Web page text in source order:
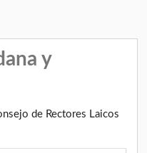
y
de Rectores Laicos